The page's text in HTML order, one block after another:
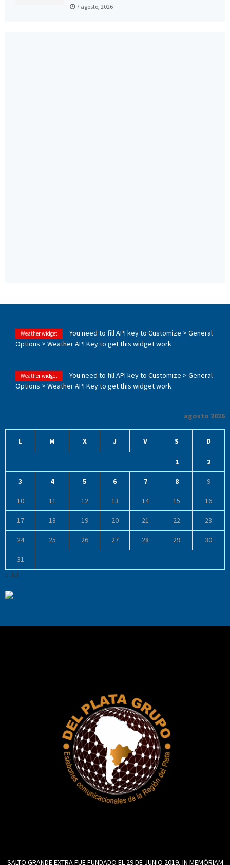
7 agosto, 2026
Weather widget
You need to fill API key to Customize > General
Options > Weather API Key to get this widget work.
Weather widget
You need to fill API key to Customize > General
Options > Weather API Key to get this widget work.
agosto 2026
L M X J V S D
1 2
3 4 5 6 7 8 9
10 11 12 13 14 15 16
17 18 19 20 21 22 23
24 25 26 27 28 29 30
31
« Jul
SALTO GRANDE EXTRA FUE FUNDADO EL 29 DE JUNIO 2019, IN MEMÓRIAM